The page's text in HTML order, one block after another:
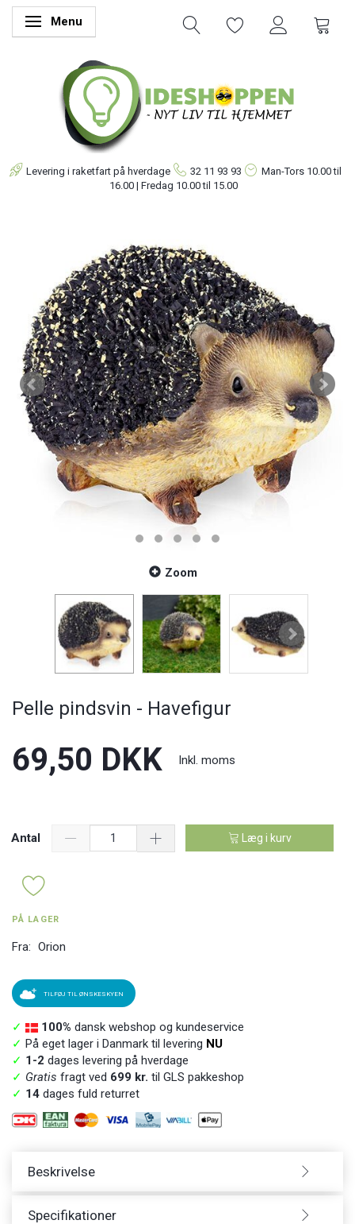
Skifte navigation
Menu
Levering i raketfart på hverdage 32 11 93 93 Man-Tors 10.00 til
16.00 | Fredag 10.00 til 15.00
Zoom
Pelle pindsvin - Havefigur
69,50 DKK Inkl. moms
Antal Læg i kurv
PÅ LAGER
Fra: Orion
TILFØJ TIL ØNSKESKYEN
✓ 100% dansk webshop og kundeservice
✓ På eget lager i Danmark til levering NU
✓ 1-2 dages levering på hverdage
✓ Gratis fragt ved 699 kr. til GLS pakkeshop
✓ 14 dages fuld returret
Beskrivelse
Specifikationer